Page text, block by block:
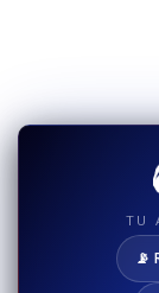
TU
📡